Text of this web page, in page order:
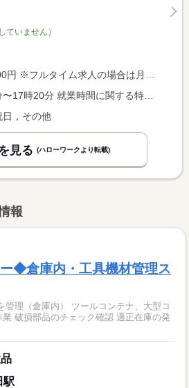
ていません）
合は月額（換算額）、パート求人の場合は時間額を表示しています。
日，その他
見る (ハローワークより転載)
報
ー◆倉庫内・工具機材管理ス
管理（倉庫内） ツールコンテナ、大型コ
破損部品のチェック確認 適正在庫の発
駅